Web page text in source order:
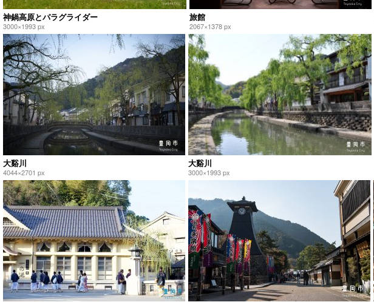
神鍋高原とパラグライダー
3000×1993 px
旅館
2067×1378 px
大谿川
4044×2701 px
大谿川
3000×1993 px